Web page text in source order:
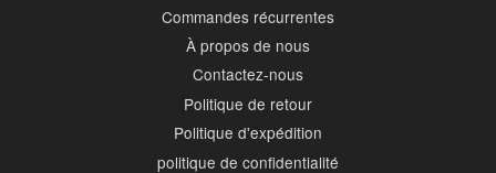
Commandes récurrentes
À propos de nous
Contactez-nous
Politique de retour
Politique d'expédition
politique de confidentialité